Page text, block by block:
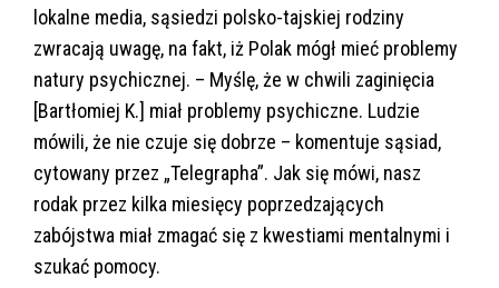
lokalne media, sąsiedzi polsko-tajskiej rodziny
zwracają uwagę, na fakt, iż Polak mógł mieć problemy
natury psychicznej. – Myślę, że w chwili zaginięcia
[Bartłomiej K.] miał problemy psychiczne. Ludzie
mówili, że nie czuje się dobrze – komentuje sąsiad,
cytowany przez „Telegrapha”. Jak się mówi, nasz
rodak przez kilka miesięcy poprzedzających
zabójstwa miał zmagać się z kwestiami mentalnymi i
szukać pomocy.